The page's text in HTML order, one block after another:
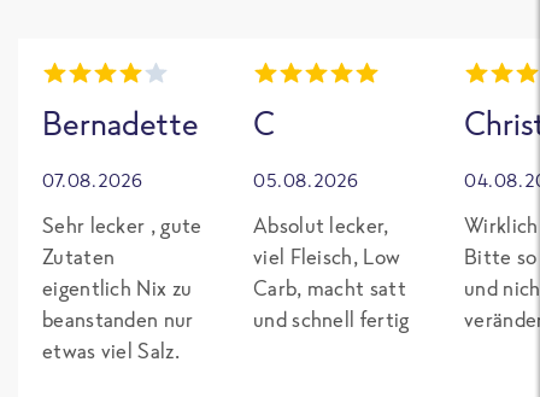
Bernadette
07.08.2026
Sehr lecker , gute
Zutaten
eigentlich Nix zu
beanstanden nur
etwas viel Salz.
C
05.08.2026
Absolut lecker,
viel Fleisch, Low
Carb, macht satt
und schnell fertig
Bitte so
und